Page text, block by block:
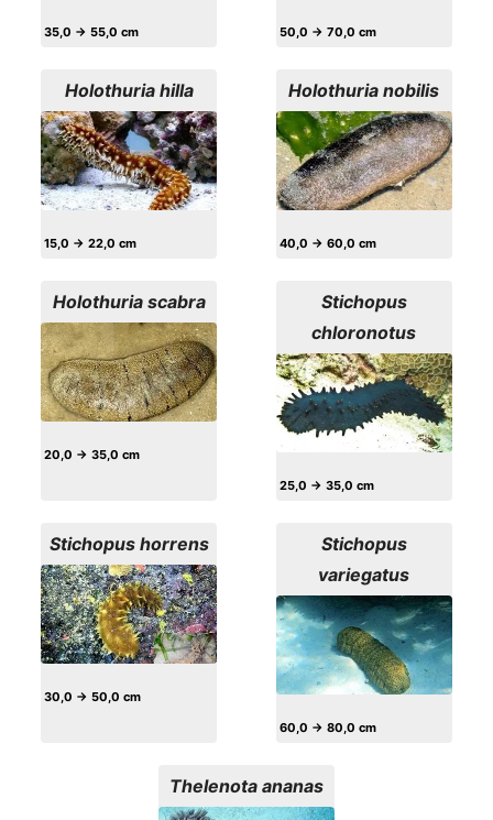
35,0 → 55,0 cm 50,0 → 70,0 cm
Holothuria hilla
15,0 → 22,0 cm
Holothuria nobilis
40,0 → 60,0 cm
Holothuria scabra
20,0 → 35,0 cm
Stichopus
chloronotus
25,0 → 35,0 cm
Stichopus horrens
30,0 → 50,0 cm
Stichopus
variegatus
60,0 → 80,0 cm
Thelenota ananas